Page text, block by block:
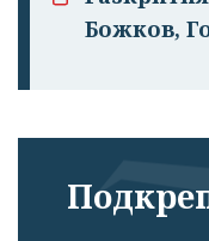
Божков,